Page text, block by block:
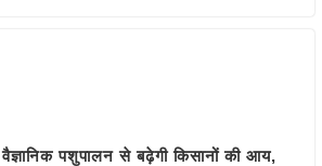
वैज्ञानिक पशुपालन से बढ़ेगी किसानों की आय,